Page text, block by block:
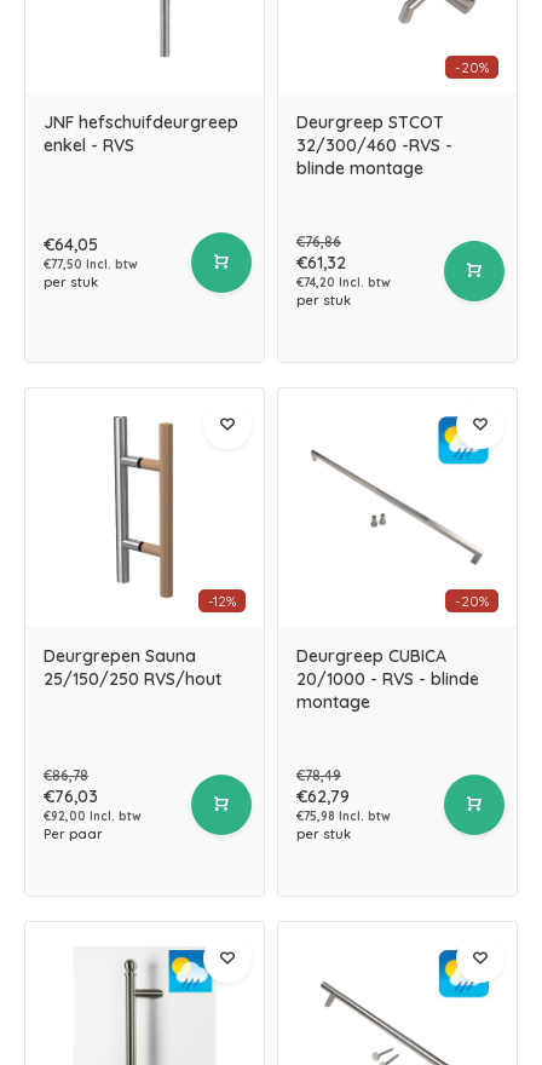
JNF hefschuifdeurgreep
enkel - RVS
€64,05
€77,50 Incl. btw
per stuk
-20%
Deurgreep STCOT
32/300/460 -RVS -
blinde montage
€76,86
€61,32
€74,20 Incl. btw
per stuk
-12%
Deurgrepen Sauna
25/150/250 RVS/hout
€86,78
€76,03
€92,00 Incl. btw
Per paar
-20%
Deurgreep CUBICA
20/1000 - RVS - blinde
montage
€78,49
€62,79
€75,98 Incl. btw
per stuk